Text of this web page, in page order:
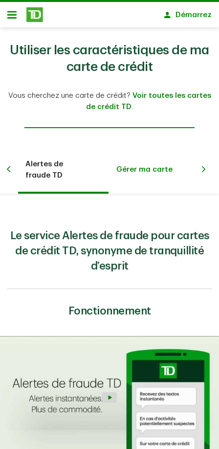
Passer au contenu principal
Ouvert
Démarrez
Utiliser les caractéristiques de ma
carte de crédit
Vous cherchez une carte de crédit? Voir toutes les cartes
de crédit TD.
Alertes de
fraude TD
Gérer ma carte
Le service Alertes de fraude pour cartes
de crédit TD, synonyme de tranquillité
d’esprit
Fonctionnement